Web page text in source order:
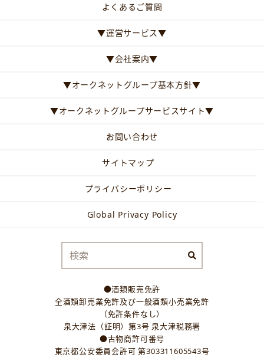
よくあるご質問
▼運営サービス▼
▼会社案内▼
▼オークネットグループ基本方針▼
▼オークネットグループサービスサイト▼
お問い合わせ
サイトマップ
プライバシーポリシー
Global Privacy Policy
●酒類販売免許
全酒類卸売業免許及び一般酒類小売業免許
（免許条件なし）
泉大津法（証明）第3号 泉大津税務署
●古物商許可番号
東京都公安委員会許可 第303311605543号